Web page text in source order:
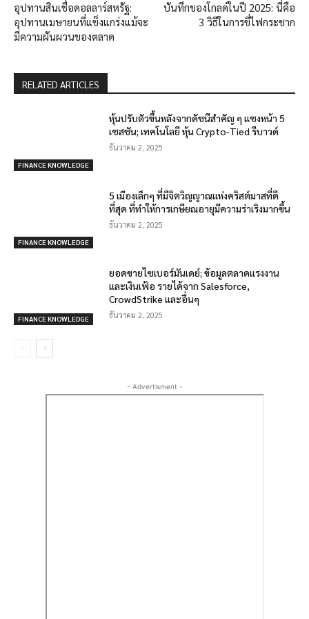
อุปทานสินเชื่อดอลลาร์สหรัฐ:
อุปทานเมษายนที่แข็งแกร่งแม้จะ
มีความผันผวนของตลาด
บันทึกของโกลด์ในปี 2025: นี่คือ
3 วิธีในการขี่ไฟกระชาก
RELATED ARTICLES
FINANCE KNOWLEDGE
หุ้นปรับตัวขึ้นหลังจากดัชนีสำคัญ ๆ แซงหน้า 5
เซสชัน; เทคโนโลยี หุ้น Crypto-Tied รีบาวด์
ธันวาคม 2, 2025
FINANCE KNOWLEDGE
5 เมืองเล็กๆ ที่มีจิตวิญญาณแห่งคริสต์มาสที่ดี
ที่สุด ที่ทำให้การเกษียณอายุมีความร่าเริงมากขึ้น
ธันวาคม 2, 2025
FINANCE KNOWLEDGE
ยอดขายไซเบอร์มันเดย์; ข้อมูลตลาดแรงงาน
และเงินเฟ้อ รายได้จาก Salesforce,
CrowdStrike และอื่นๆ
ธันวาคม 2, 2025
- Advertisment -